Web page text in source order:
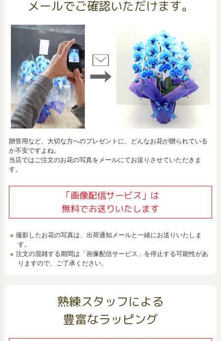
メールでご確認いただけます。
贈答用など、大切な方へのプレゼントに、どんなお花が贈られている
か不安ですよね。
当店ではご注文のお花の写真をメールにてお送りさせていただきま
す。
「画像配信サービス」は
無料でお送りいたします
撮影したお花の写真は、出荷通知メールと一緒にお送りいたしま
す。
注文の混雑する期間は「画像配信サービス」を停止する可能性があ
りますので、ご了承ください。
熟練スタッフによる
豊富なラッピング